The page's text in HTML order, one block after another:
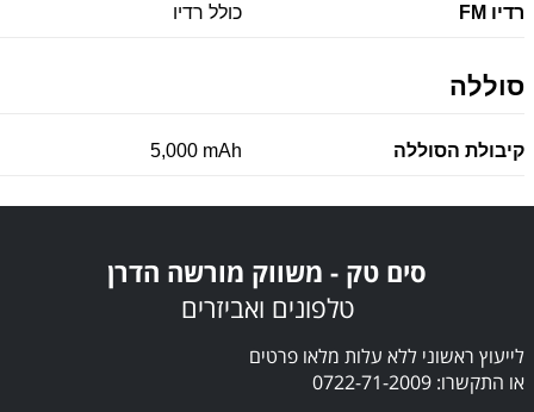
רדיו FM כולל רדיו
סוללה
קיבולת הסוללה 5,000 mAh
סים טק - משווק מורשה הדרן
טלפונים ואביזרים
לייעוץ ראשוני ללא עלות מלאו פרטים
או התקשרו: 0722-71-2009